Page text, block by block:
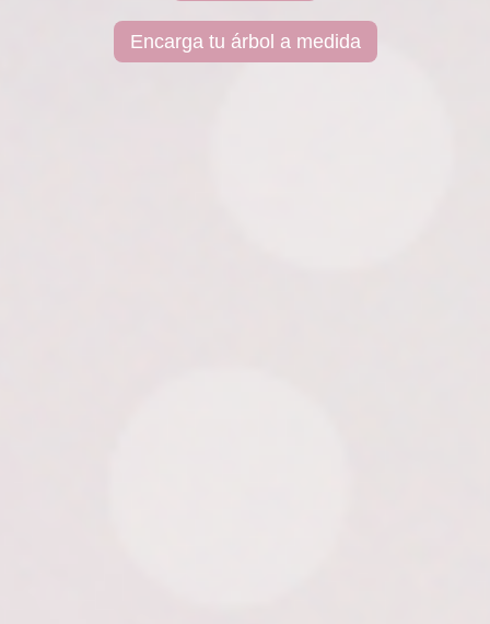
Encarga tu árbol a medida